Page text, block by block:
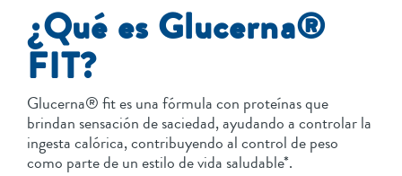
¿Qué es Glucerna®
FIT?
Glucerna® fit es una fórmula con proteínas que
brindan sensación de saciedad, ayudando a controlar la
ingesta calórica, contribuyendo al control de peso
como parte de un estilo de vida saludable*.